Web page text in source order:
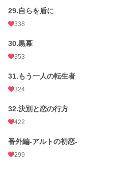
29.自らを盾に
338
30.黒幕
353
31.もう一人の転生者
324
32.決別と恋の行方
422
番外編-アルトの初恋-
299